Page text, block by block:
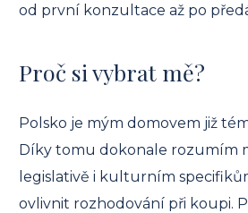
od první konzultace až po
Proč si vybrat mě?
Polsko je mým domovem již
Díky tomu dokonale rozumím
legislativě i kulturním
ovlivnit rozhodování při koupi.